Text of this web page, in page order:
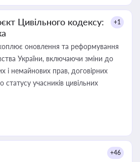
Цивільного кодексу:
+1
оновлення та реформування
України, включаючи зміни до
і немайнових прав, договірних
статусу учасників цивільних
+46